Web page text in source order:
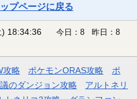
プページに戻る
) 18:34:36
今日：8 昨日：8
攻略 ポケモンORAS攻略
ポ
のダンジョン攻略
アルトネリ